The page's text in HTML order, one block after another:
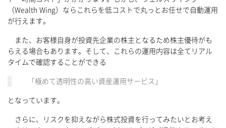
（Wealth Wing）ならこれらを低コストで丸っとお任せで自動運用
が行えます。
また、お客様自身が投資先企業の株主となるため株主優待がも
らえる場合もあります。そして、これらの運用内容は全てリアル
タイムで確認することができる
「極めて透明性の高い資産運用サービス」
となっています。
さらに、リスクを抑えながら株式投資を行ってみたいとお考え